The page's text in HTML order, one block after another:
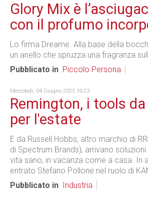
Glory Mix è
con il profumo
Lo firma Dreame. Alla base della
un anello che spruzza una fragranza
Pubblicato in Piccolo Persona
Mercoledì, 04 Giugno 2025 19:23
Remington, i tools
per l'estate
E da Russell Hobbs, altro marchio di
di Spectrum Brands), arrivano
vita sano, in vacanza come a casa. In
entrato Stefano Pollone nel ruolo di
Pubblicato in
Industria